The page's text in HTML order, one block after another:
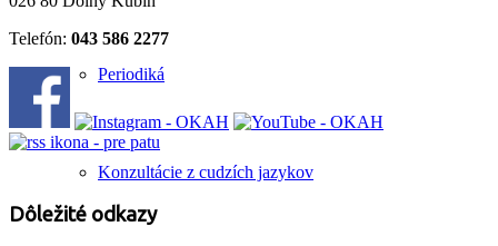
Periodiká
Konzultácie z cudzích jazykov
Telefón: 043 586 2277
Dôležité odkazy